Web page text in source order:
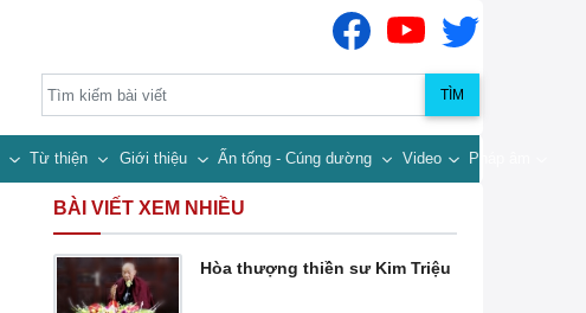
TÌM
Từ thiện Giới thiệu Ấn tống - Cúng dường Video Pháp âm
BÀI VIẾT XEM NHIỀU
Hòa thượng thiền sư Kim Triệu